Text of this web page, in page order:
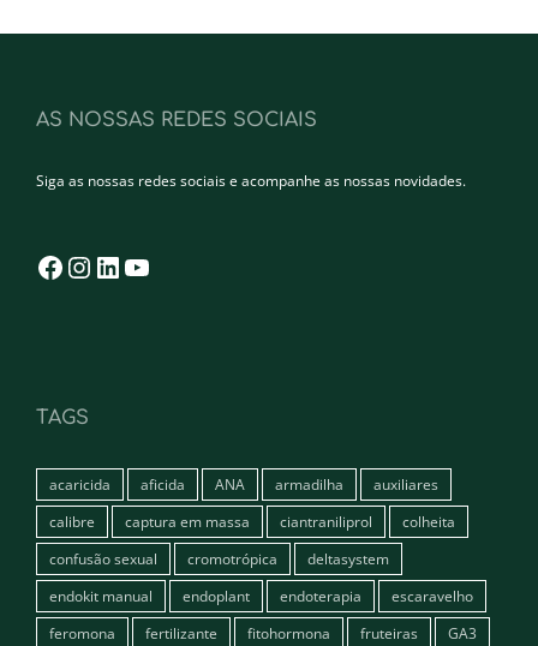
AS NOSSAS REDES SOCIAIS
Siga as nossas redes sociais e acompanhe as nossas novidades.
Facebook
Instagram
LinkedIn
TAGS
acaricida aficida ANA armadilha
auxiliares
calibre
captura em massa ciantraniliprol
colheita
confusão sexual
cromotrópica
deltasystem
endokit manual
endoplant endoterapia
escaravelho
feromona
fertilizante fitohormona fruteiras
GA3